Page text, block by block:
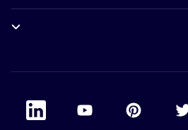
Accor Twitter
Accor Pinterest
Accor Youtube
Linkedin